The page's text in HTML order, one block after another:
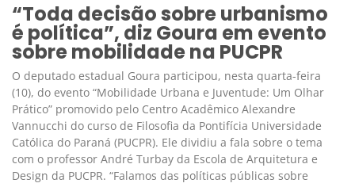
“Toda decisão sobre urbanismo
é política”, diz Goura em evento
sobre mobilidade na PUCPR
O deputado estadual Goura participou, nesta quarta-feira
(10), do evento “Mobilidade Urbana e Juventude: Um Olhar
Prático” promovido pelo Centro Acadêmico Alexandre
Vannucchi do curso de Filosofia da Pontifícia Universidade
Católica do Paraná (PUCPR). Ele dividiu a fala sobre o tema
com o professor André Turbay da Escola de Arquitetura e
Design da PUCPR. “Falamos das políticas públicas sobre